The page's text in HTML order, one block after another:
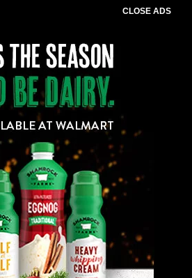
CLOSE ADS